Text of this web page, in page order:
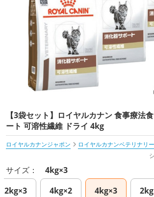
【3袋セット】ロイヤルカナン 食事療法
ート 可溶性繊維 ドライ 4kg
ロイヤルカナンジャポン
ロイヤルカナンベテリナリ
サイズ： 4kg×3
2kg×3
4kg×2
4kg×3